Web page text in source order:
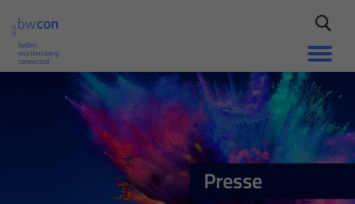
Presse